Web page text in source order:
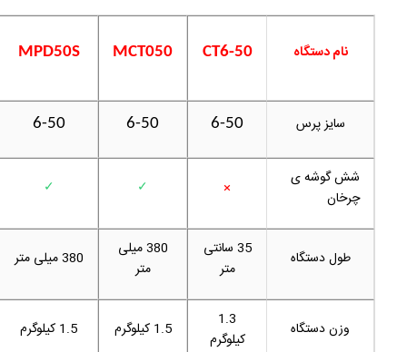
نام دستگاه CT6-50
MCT050
MPD50S
سایز پرس 6-50
6-50
6-50
شش گوشه ی
چرخان
×
✓
✓
طول دستگاه
35 سانتی
متر
380 میلی
متر
380 میلی متر
وزن دستگاه
1.3
کیلوگرم
1.5 کیلوگرم 1.5 کیلوگرم